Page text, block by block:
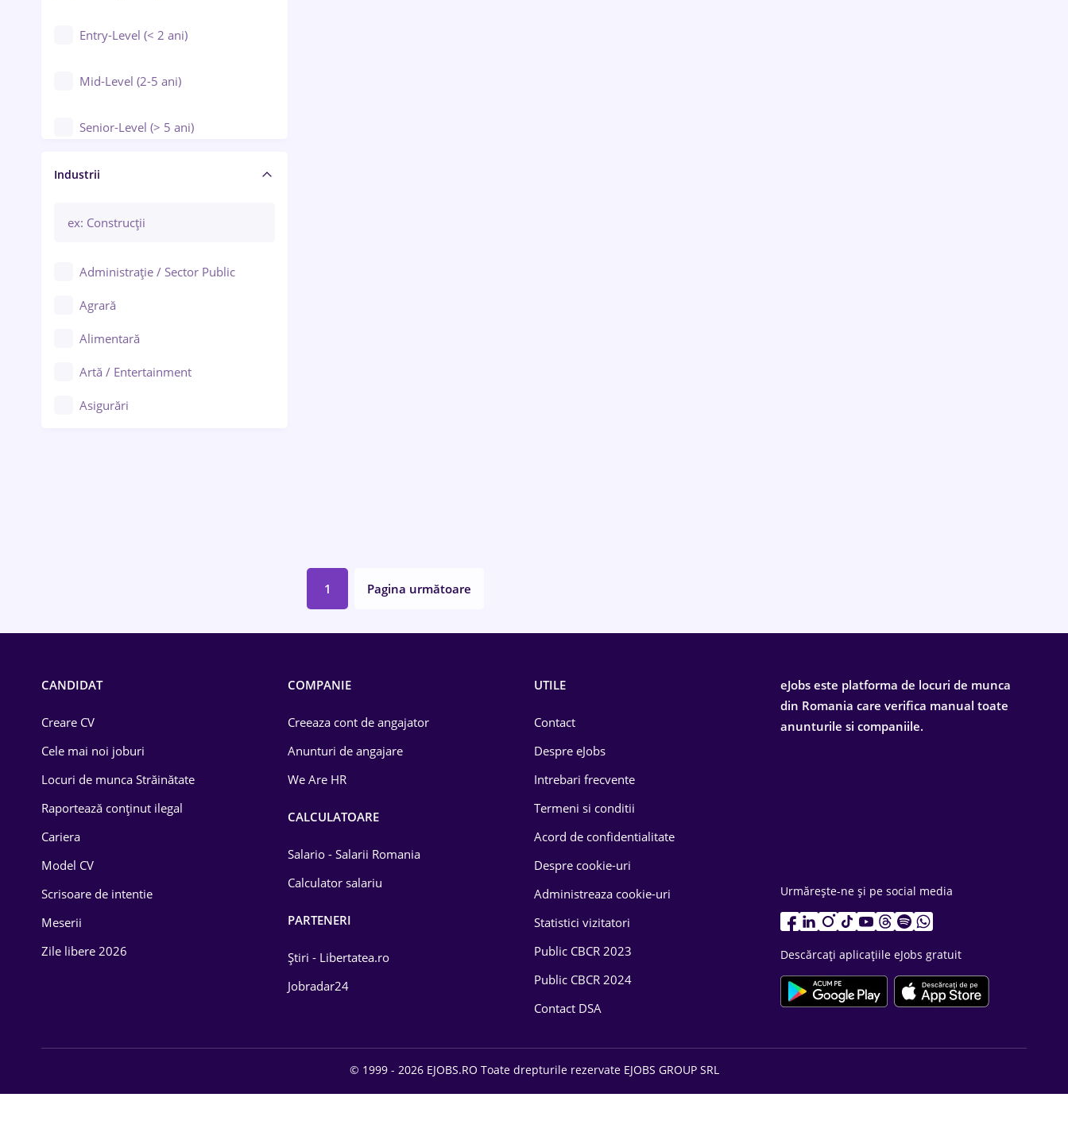
Entry-Level (< 2 ani)
Mid-Level (2-5 ani)
Senior-Level (> 5 ani)
Manager / Executiv
Industrii
Administrație / Sector Public
Agrară
Alimentară
Artă / Entertainment
Asigurări
IT / Telecom
Lemn / PVC
Mașini / Auto
Media / Internet
1 Pagina următoare
CANDIDAT
Creare CV
Cele mai noi joburi
Locuri de munca Străinătate
Raportează conținut ilegal
Cariera
Model CV
Scrisoare de intentie
Meserii
Zile libere 2026
COMPANIE
Creeaza cont de angajator
Anunturi de angajare
We Are HR
CALCULATOARE
Salario - Salarii Romania
Calculator salariu
PARTENERI
Știri - Libertatea.ro
Jobradar24
UTILE
Contact
Despre eJobs
Intrebari frecvente
Termeni si conditii
Acord de confidentialitate
Despre cookie-uri
Administreaza cookie-uri
Statistici vizitatori
Public CBCR 2023
Public CBCR 2024
Contact DSA
eJobs este platforma de locuri de munca
din Romania care verifica manual toate
anunturile si companiile.
Urmărește-ne și pe social media
Descărcați aplicațiile eJobs gratuit
© 1999 - 2026 EJOBS.RO Toate drepturile rezervate EJOBS GROUP SRL